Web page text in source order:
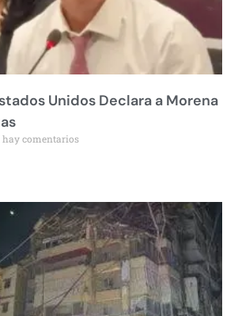
Unidos Declara a Morena
hay comentarios